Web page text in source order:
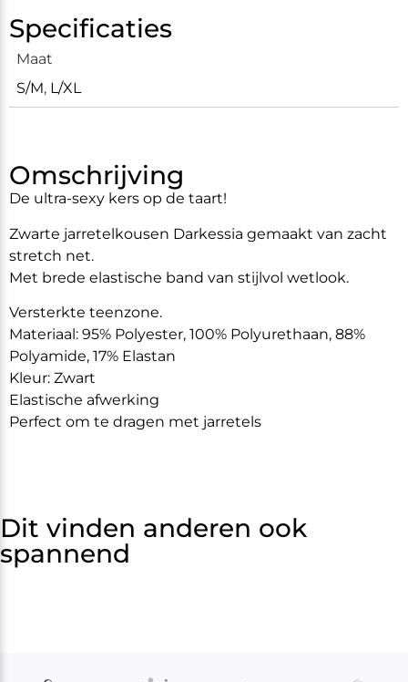
Specificaties
Maat
S/M, L/XL
Omschrijving
De ultra-sexy kers op de taart!
Zwarte jarretelkousen Darkessia gemaakt van zacht
stretch net.
Met brede elastische band van stijlvol wetlook.
Versterkte teenzone.
Materiaal: 95% Polyester, 100% Polyurethaan, 88%
Polyamide, 17% Elastan
Kleur: Zwart
Elastische afwerking
Perfect om te dragen met jarretels
Dit vinden anderen ook
spannend